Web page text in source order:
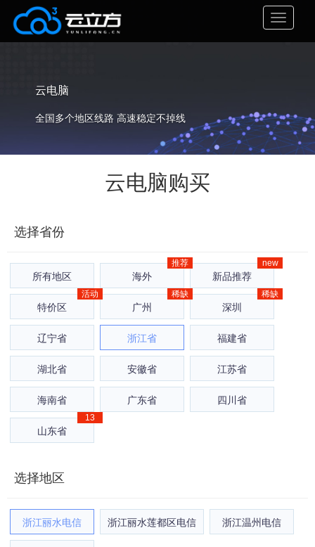
云电脑
全国多个地区线路 高速稳定不掉线
户旅游票务、云电脑等运用部署
严禁违规代理ip 、 匿名ip、 违规爬虫、 薅羊毛、
刷单以及其它违规违法的运用，一经发现，立即中
断产品及上报有关部门。
云电脑购买
选择省份
所有地区 海外
推荐
新品推荐
new
特价区
活动
广州
稀缺
深圳
稀缺
辽宁省 浙江省 福建省
湖北省 安徽省 江苏省
海南省 广东省 四川省
山东省
13
选择地区
浙江丽水电信 浙江丽水莲都区电信 浙江温州电信